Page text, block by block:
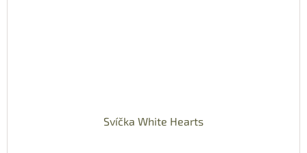
Svíčka White Hearts